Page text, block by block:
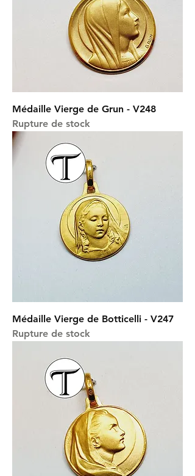
Médaille Vierge de Grun - V248
Rupture de stock
Médaille Vierge de Botticelli - V247
Rupture de stock